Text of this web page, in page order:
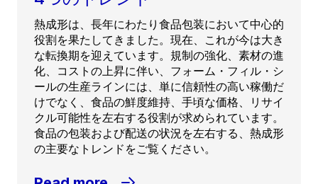
熱成形は、長年にわたり食品包装において中心的
役割を果たしてきました。現在、これが今は大き
な転換期を迎えています。規制の強化、素材の進
化、コストの上昇に伴い、フォーム・フィル・シ
ールの生産ラインには、単に信頼性の高い稼働だ
けでなく、食品の鮮度維持、手頃な価格、リサイ
クル可能性を左右する役割が求められています。
食品の包装および配送の状況を左右する、熱成形
の主要なトレンドをご覧ください。